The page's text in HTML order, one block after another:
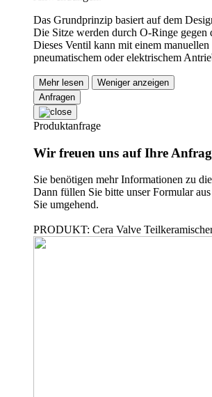
Das Grundprinzip basiert auf dem
Die Sitze werden durch O-Ringe gegen
Dieses Ventil kann mit einem
pneumatischem oder elektrischem
Mehr lesen
Weniger anzeigen
Anfragen
Produktanfrage
Wir freuen uns auf Ihre
Sie benötigen mehr Informationen zu
Dann füllen Sie bitte unser Formular
Sie umgehend.
PRODUKT: Cera Valve